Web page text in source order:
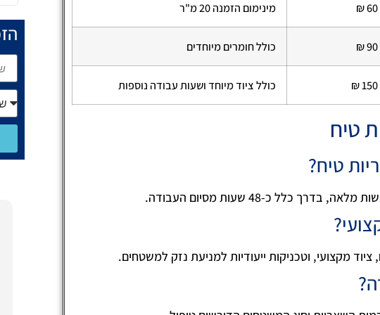
60 ₪ מינימום הזמנה 20 מ"ר
90 ₪ כולל חומרים מיוחדים
150 ₪ כולל ציוד מיוחד ושעות עבודה נוספות
טיח
טיח?
כלל כ-48 שעות מסיום העבודה.
מקצועי, וטכניקות ייעודיות למניעת נזק למשטחים.